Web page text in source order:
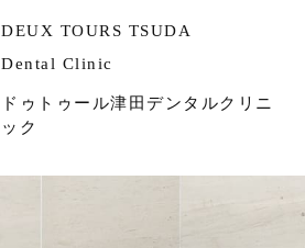
DEUX TOURS TSUDA
Dental Clinic
ドゥトゥール津田デンタルクリニ
ック